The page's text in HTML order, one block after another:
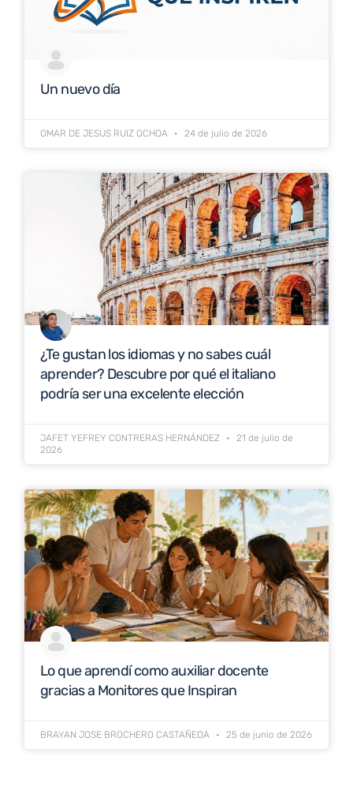
Un nuevo día
OMAR DE JESUS RUIZ OCHOA 24 de julio de 2026
¿Te gustan los idiomas y no sabes cuál
aprender? Descubre por qué el italiano
podría ser una excelente elección
JAFET YEFREY CONTRERAS HERNÁNDEZ
21 de julio de
2026
Lo que aprendí como auxiliar docente
gracias a Monitores que Inspiran
BRAYAN JOSE BROCHERO CASTAÑEDA 25 de junio de 2026